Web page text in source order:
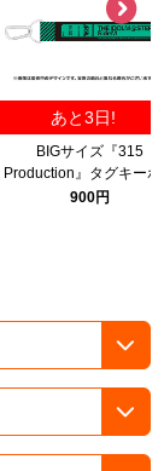
あと3日!
BIGサイズ『315
Production』タグキーホ
ダー
900円